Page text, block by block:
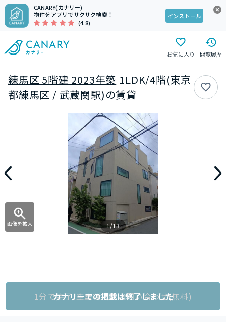
CANARY(カナリー)
物件をアプリでサクサク検索！
(4.8)
インストール
お気に入り 閲覧履歴
練馬区 5階建 2023年築 1LDK/4階(東京
都練馬区 / 武蔵関駅)の賃貸
画像を拡大 1/13
1分で完了!空室状況をお問い合わせ(無料)
カナリーでの掲載は終了しました